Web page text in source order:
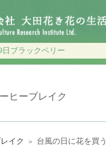
日ブラックベリー
ヒーブレイク
イク ＞ 台風の日に花を買う